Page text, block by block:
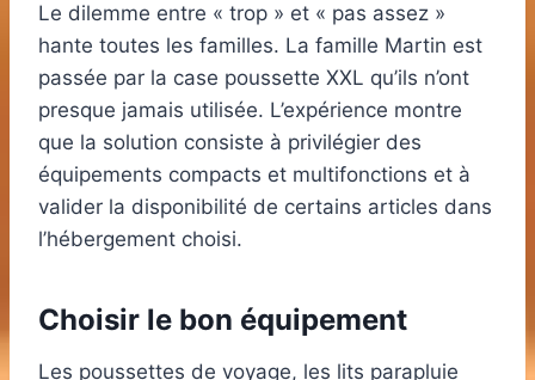
Le dilemme entre « trop » et « pas assez »
hante toutes les familles. La famille Martin est
passée par la case poussette XXL qu’ils n’ont
presque jamais utilisée. L’expérience montre
que la solution consiste à privilégier des
équipements compacts et multifonctions et à
valider la disponibilité de certains articles dans
l’hébergement choisi.
Choisir le bon équipement
Les poussettes de voyage, les lits parapluie